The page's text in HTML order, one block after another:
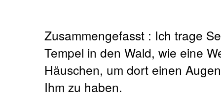
Zusammengefasst : Ich trage
Tempel in den Wald, wie eine
Häuschen, um dort einen
Ihm zu haben.